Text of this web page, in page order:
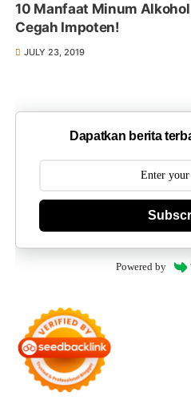
10 Manfaat Minum
Cegah Impoten!
JULY 23, 2019
Dapatkan berita
Powered by